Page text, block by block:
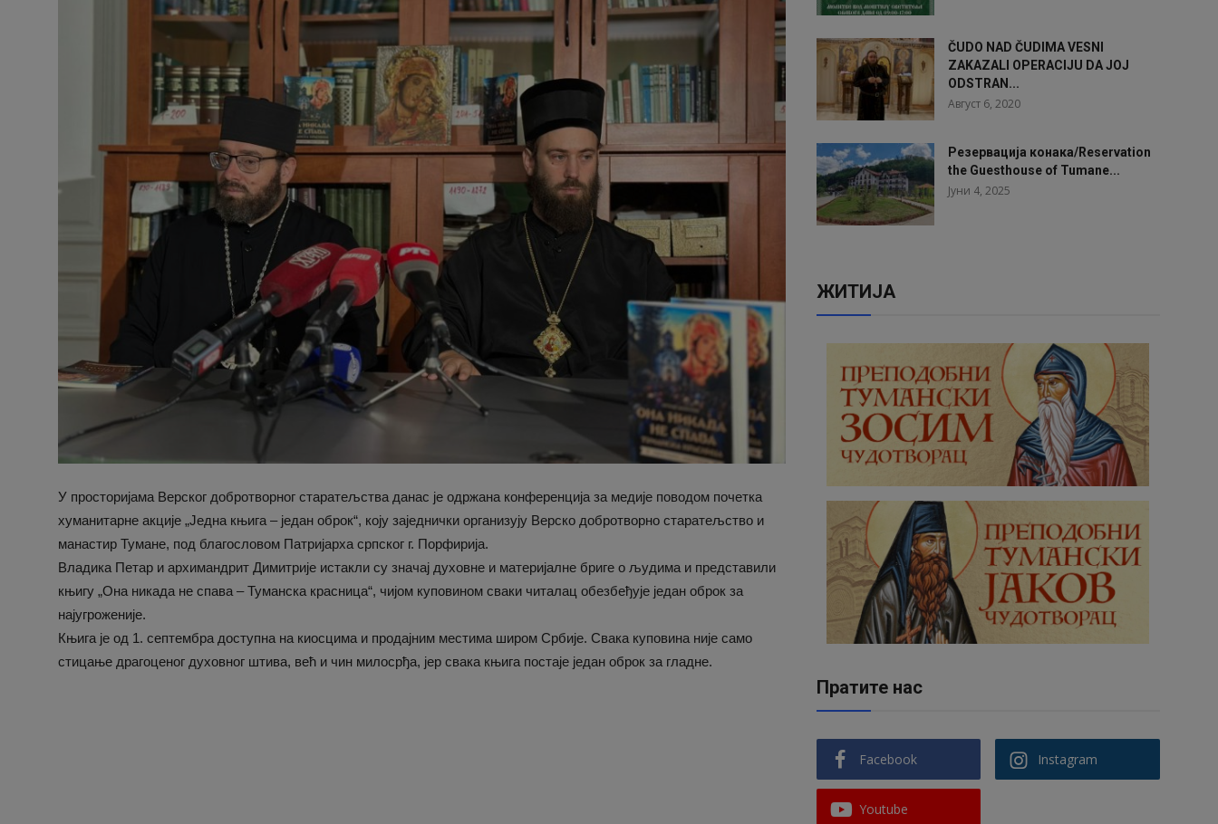
У просторијама Верског добротворног старатељства данас је одржана конференција за медије поводом почетка
хуманитарне акције „Једна књига – један оброк“, коју заједнички организују Верско добротворно старатељство и
манастир Тумане, под благословом Патријарха српског г. Порфирија.
Владика Петар и архимандрит Димитрије истакли су значај духовне и материјалне бриге о људима и представили
књигу „Она никада не спава – Туманска красница“, чијом куповином сваки читалац обезбеђује један оброк за
најугроженије.
Књига је од 1. септембра доступна на киосцима и продајним местима широм Србије. Свака куповина није само
стицање драгоценог духовног штива, већ и чин милосрђа, јер свака књига постаје један оброк за гладне.
ČUDO NAD ČUDIMA VESNI
ZAKAZALI OPERACIJU DA JOJ
ODSTRAN...
Август 6, 2020
Резервација конака/Reservation
the Guesthouse of Tumane...
Јуни 4, 2025
ЖИТИЈА
Пратите нас
Facebook Instagram
Youtube